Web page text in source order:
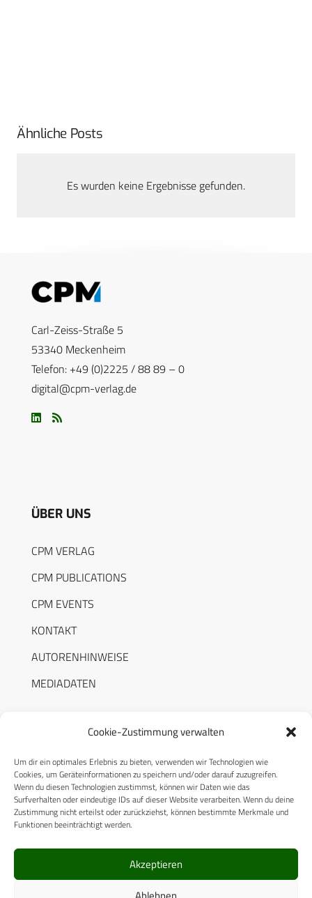
Cookie-Zustimmung verwalten
Um dir ein optimales Erlebnis zu bieten, verwenden wir Technologien wie
Cookies, um Geräteinformationen zu speichern und/oder darauf zuzugreifen.
Wenn du diesen Technologien zustimmst, können wir Daten wie das
Surfverhalten oder eindeutige IDs auf dieser Website verarbeiten. Wenn du deine
Zustimmung nicht erteilst oder zurückziehst, können bestimmte Merkmale und
Funktionen beeinträchtigt werden.
Akzeptieren
Ähnliche Posts
Es wurden keine Ergebnisse gefunden.
Carl-Zeiss-Straße 5
53340 Meckenheim
Telefon: +49 (0)2225 / 88 89 – 0
digital@cpm-verlag.de
ÜBER UNS
CPM VERLAG
CPM PUBLICATIONS
CPM EVENTS
KONTAKT
AUTORENHINWEISE
MEDIADATEN
RECHTLICHES
Datenschutzerklärung
Cookie-Richtlinie (EU)